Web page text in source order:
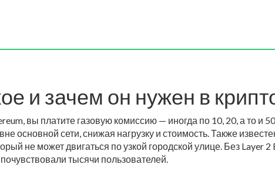
и зачем он нужен в
вы платите газовую комиссию — иногда по 10, 20, а то и
основной сети, снижая нагрузку и стоимость. Также
не может двигаться по узкой городской улице. Без Layer
тысячи пользователей.